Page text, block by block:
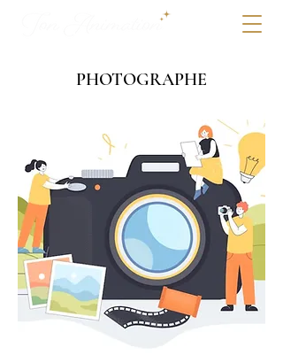
PHOTOGRAPHE